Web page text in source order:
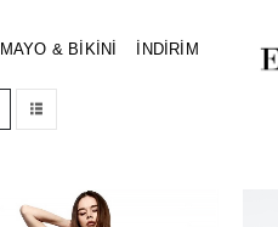
MAYO & BİKİNİ
İNDİRİM